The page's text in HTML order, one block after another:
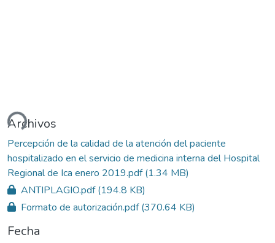
Archivos
Percepción de la calidad de la atención del paciente
hospitalizado en el servicio de medicina interna del Hospital
Regional de Ica enero 2019.pdf(1.34 MB)
ANTIPLAGIO.pdf(194.8 KB)
Formato de autorización.pdf(370.64 KB)
Fecha